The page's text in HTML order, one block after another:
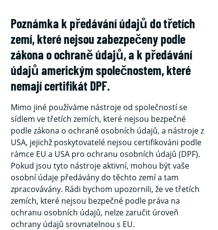
Poznámka k předávání údajů do třetích
zemí, které nejsou zabezpečeny podle
zákona o ochraně údajů, a k předávání
údajů americkým společnostem, které
nemají certifikát DPF.
Mimo jiné používáme nástroje od společností se
sídlem ve třetích zemích, které nejsou bezpečné
podle zákona o ochraně osobních údajů, a nástroje z
USA, jejichž poskytovatelé nejsou certifikováni podle
rámce EU a USA pro ochranu osobních údajů (DPF).
Pokud jsou tyto nástroje aktivní, mohou být vaše
osobní údaje předávány do těchto zemí a tam
zpracovávány. Rádi bychom upozornili, že ve třetích
zemích, které nejsou bezpečné podle práva na
ochranu osobních údajů, nelze zaručit úroveň
ochrany údajů srovnatelnou s EU.